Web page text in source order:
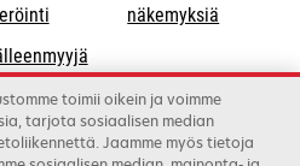
tab
näkemyksiä
toimii oikein ja voimme
tarjota sosiaalisen median
Jaamme myös tietoja